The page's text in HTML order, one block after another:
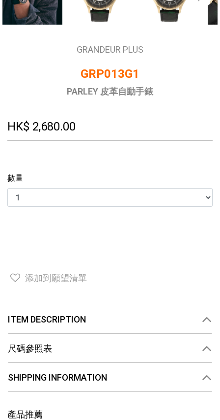
GRANDEUR PLUS
GRP013G1
PARLEY 皮革自動手錶
HK$ 2,680.00
數量
添加到願望清單
ITEM DESCRIPTION
尺碼參照表
SHIPPING INFORMATION
產品推薦